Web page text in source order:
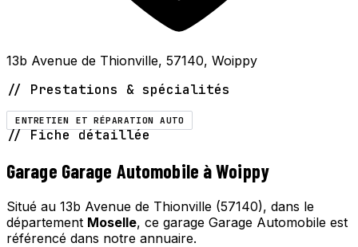
13b Avenue de Thionville, 57140, Woippy
// Prestations & spécialités
ENTRETIEN ET RÉPARATION AUTO
// Fiche détaillée
Garage Garage Automobile à Woippy
Situé au 13b Avenue de Thionville (57140), dans le
département Moselle, ce garage Garage Automobile est
référencé dans notre annuaire.